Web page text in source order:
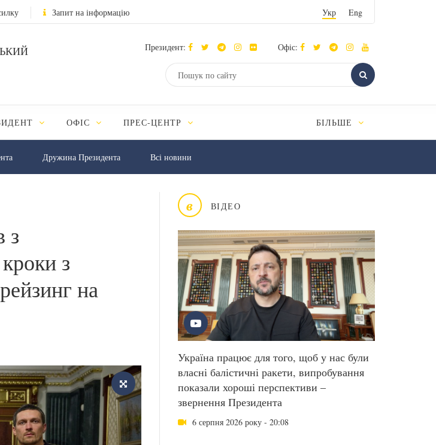
Запит на інформацію Укр Eng
Президент: Офіс:
ОФІС ПРЕС-ЦЕНТР БІЛЬШЕ
Дружина Президента Всі новини
в ВІДЕО
Україна працює для того, щоб у нас були
власні балістичні ракети, випробування
показали хороші перспективи –
звернення Президента
6 серпня 2026 року - 20:08
з
з
на